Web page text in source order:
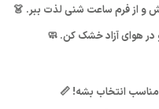
و از فرم ساعت شنی لذت ببر. 👗
در هوای آزاد خشک کن. 🧼
مناسب انتخاب بشه! 📏